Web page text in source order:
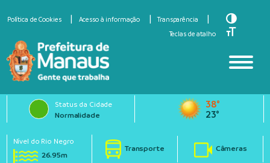
Política de Cookies Acesso à informação
Transparência
Teclas de atalho
Toggle
Toggle
Status da Cidade
Normalidade
38°
23°
Nível do Rio Negro
26.95m
Transporte Câmeras